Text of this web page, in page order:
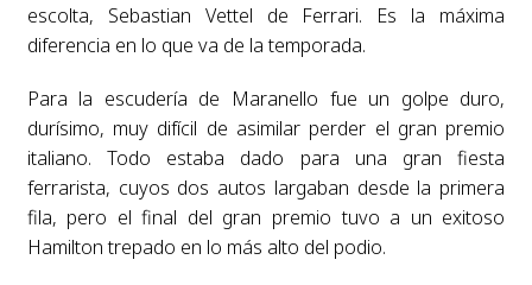
escolta, Sebastian Vettel de Ferrari. Es la máxima
diferencia en lo que va de la temporada.
Para la escudería de Maranello fue un golpe duro,
durísimo, muy difícil de asimilar perder el gran premio
italiano. Todo estaba dado para una gran fiesta
ferrarista, cuyos dos autos largaban desde la primera
fila, pero el final del gran premio tuvo a un exitoso
Hamilton trepado en lo más alto del podio.